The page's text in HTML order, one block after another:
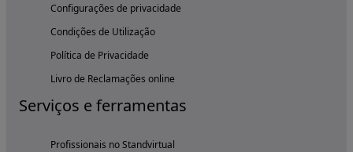
Configurações de privacidade
Condições de Utilização
Política de Privacidade
Livro de Reclamações online
Serviços e ferramentas
Profissionais no Standvirtual